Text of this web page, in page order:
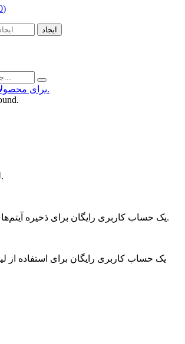
)
ایجاد
برای محصولات بیشتر کلیک کنید.
لطفا ابتدا وارد شوید.
یک حساب کاربری رایگان برای ذخیره آیتم‌های محبوب ایجاد کنید.
یک حساب کاربری رایگان برای استفاده از